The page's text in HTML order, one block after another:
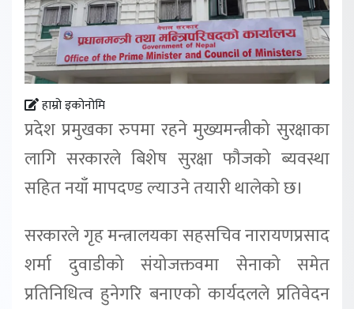
हाम्रो इकोनोमि
प्रदेश प्रमुखका रुपमा रहने मुख्यमन्त्रीको सुरक्षाका
लागि सरकारले बिशेष सुरक्षा फौजको ब्यवस्था
सहित नयाँ मापदण्ड ल्याउने तयारी थालेको छ।
सरकारले गृह मन्त्रालयका सहसचिव नारायणप्रसाद
शर्मा दुवाडीको संयोजक्तवमा सेनाको समेत
प्रतिनिधित्व हुनेगरि बनाएको कार्यदलले प्रतिवेदन